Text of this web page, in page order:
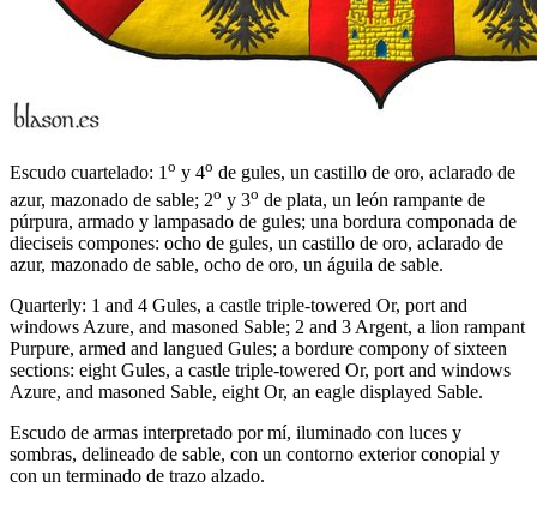
Escudo cuartelado: 1o y 4o de gules, un castillo de oro, aclarado de
azur, mazonado de sable; 2o y 3o de plata, un león rampante de
púrpura, armado y lampasado de gules; una bordura componada de
dieciseis compones: ocho de gules, un castillo de oro, aclarado de
azur, mazonado de sable, ocho de oro, un águila de sable.
Quarterly: 1 and 4 Gules, a castle triple-towered Or, port and
windows Azure, and masoned Sable; 2 and 3 Argent, a lion rampant
Purpure, armed and langued Gules; a bordure compony of sixteen
sections: eight Gules, a castle triple-towered Or, port and windows
Azure, and masoned Sable, eight Or, an eagle displayed Sable.
Escudo de armas interpretado por mí, iluminado con luces y
sombras, delineado de sable, con un contorno exterior conopial y
con un terminado de trazo alzado.